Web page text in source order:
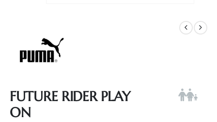
FUTURE RIDER PLAY
ON